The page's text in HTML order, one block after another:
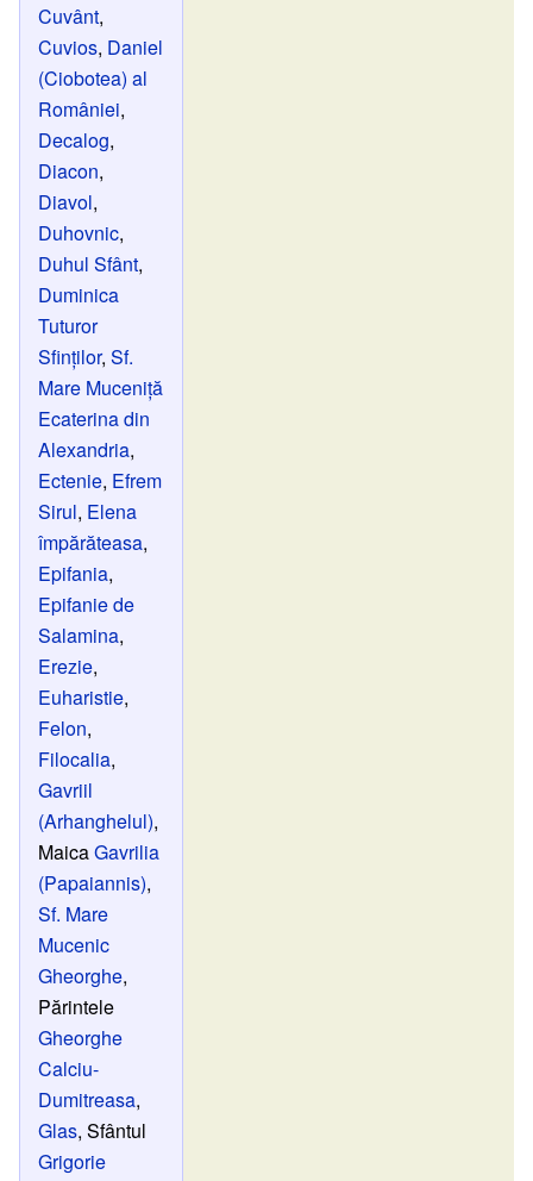
Cuvânt,
Cuvios, Daniel
(Ciobotea) al
României,
Decalog,
Diacon,
Diavol,
Duhovnic,
Duhul Sfânt,
Duminica
Tuturor
Sfinților,Sf.
Mare Muceniță
Ecaterina din
Alexandria,
Ectenie, Efrem
Sirul, Elena
împărăteasa,
Epifania,
Epifanie de
Salamina,
Erezie,
Euharistie,
Felon,
Filocalia,
Gavriil
(Arhanghelul),
MaicaGavrilia
(Papaiannis),
Sf. Mare
Mucenic
Gheorghe,
Părintele
Gheorghe
Calciu-
Dumitreasa,
Glas, Sfântul
Grigorie